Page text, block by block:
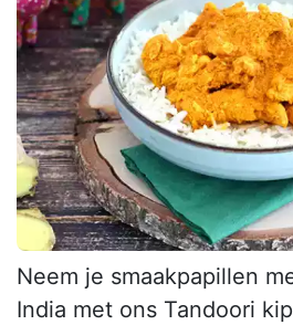
Neem je smaakpapillen
India met ons Tandoori